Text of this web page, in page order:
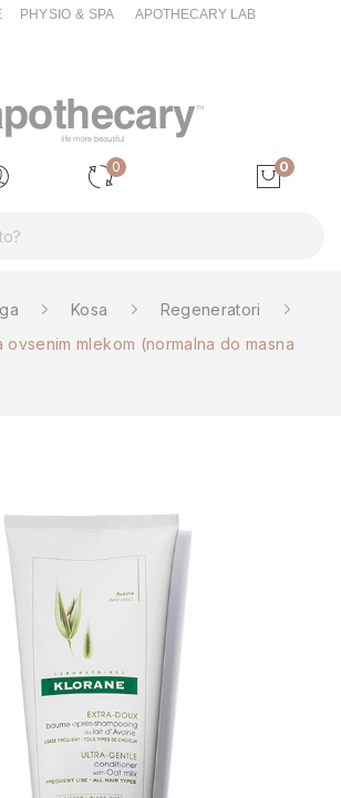
PHYSIO & SPA APOTHECARY LAB
0 0
Kosa
Regeneratori
ovsenim mlekom (normalna do masna